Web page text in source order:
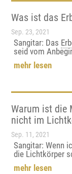
Was ist das
Sep. 23, 2021
Sangitar: Das
seid vom
mehr lesen
Warum ist die
nicht im
Sep. 11, 2021
Sangitar: Wenn
die Lichtkörper
mehr lesen